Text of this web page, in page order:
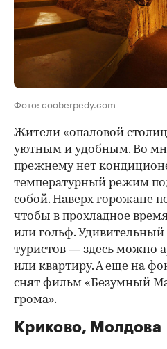
Фото: cooberpedy.com
Жители «опаловой
уютным и удобным. Во
прежнему нет
температурный режим
собой. Наверх горожане
чтобы в прохладное
или гольф. Удивительный
туристов — здесь можно
или квартиру. А еще на
снят фильм «Безумный
грома».
Криково, Молдова